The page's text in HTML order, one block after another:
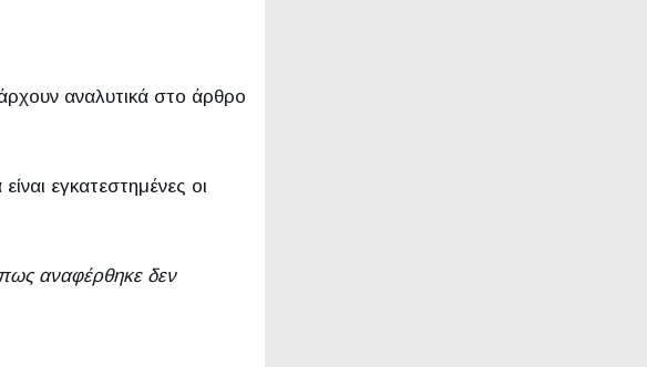
αναλυτικά στο άρθρο
εγκατεστημένες οι
αναφέρθηκε δεν